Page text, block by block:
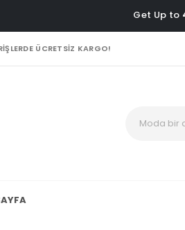
Get Up to
ÜCRETSİZ KARGO!